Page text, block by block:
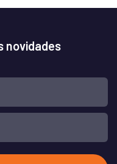
novidades